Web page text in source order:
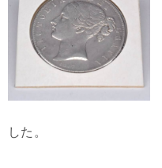
した。